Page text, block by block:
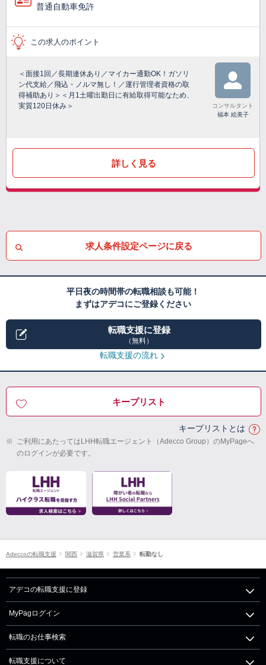
普通自動車免許
この求人のポイント
＜面接1回／長期連休あり／マイカー通勤OK！ガソリ
ン代支給／飛込・ノルマ無し！／運行管理者資格の取
得補助あり＞＜月1土曜出勤日に有給取得可能なため、
実質120日休み＞
コンサルタント
福本 絵美子
詳しく見る
求人条件設定ページに戻る
平日夜の時間帯の転職相談も可能！
まずはアデコにご登録ください
転職支援に登録
（無料）
転職支援の流れ
キープリスト
キープリストとは
※ ご利用にあたってはLHH転職エージェント（Adecco Group）のMyPageへ
のログインが必要です。
Adeccoの転職支援 関西 滋賀県 営業系 転勤なし
アデコの転職支援に登録
MyPagログイン
転職のお仕事検索
転職支援について